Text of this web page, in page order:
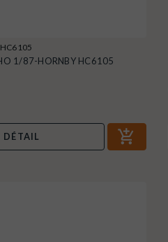
1/87-HORNBY HC6105
DÉTAIL